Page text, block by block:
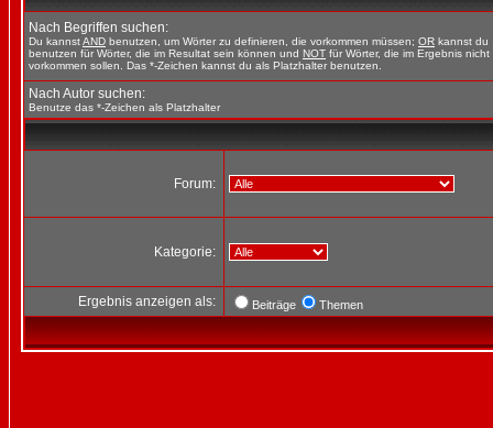
Nach Begriffen suchen:
Du kannstAND benutzen, um Wörter zu definieren, die vorkommen müssen; OR kannst du
benutzen für Wörter, die im Resultat sein können und NOT für Wörter, die im Ergebnis nicht
vorkommen sollen. Das *-Zeichen kannst du als Platzhalter benutzen.
Nach Autor suchen:
Benutze das *-Zeichen als Platzhalter
Forum:
Kategorie:
Ergebnis anzeigen als: Beiträge Themen